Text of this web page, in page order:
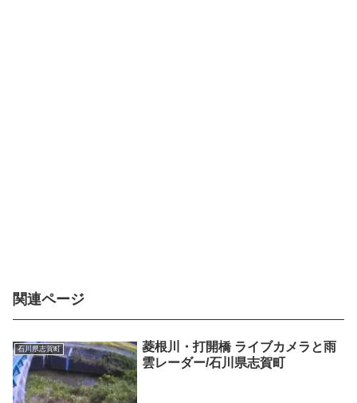
関連ページ
石川県志賀町
菱根川・打開橋 ライブカメラと雨
雲レーダー/石川県志賀町